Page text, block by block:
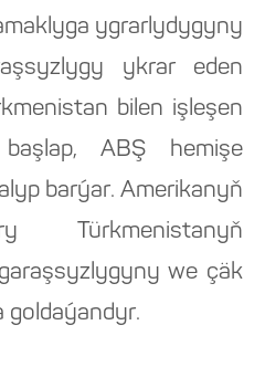
ygrarlydygyny
ykrar eden
bilen işleşen
ABŞ hemişe
barýar. Amerikanyň
Türkmenistanyň
we çäk
goldaýandyr.